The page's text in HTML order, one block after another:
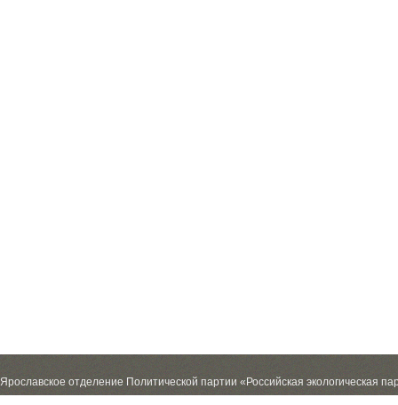
Ярославское отделение Политической партии «Российская экологическая